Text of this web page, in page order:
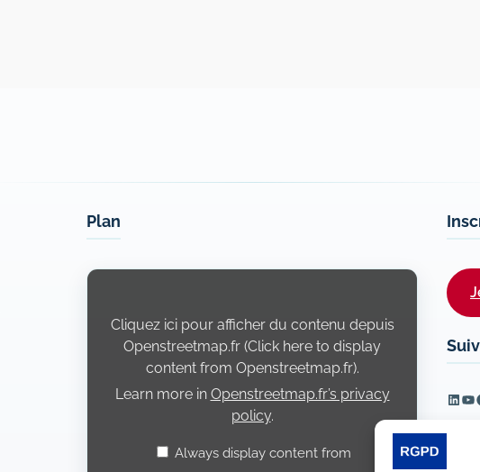
Plan
Display
Openstreetmap.fr
Cliquez ici pour afficher du contenu depuis
Openstreetmap.fr (Click here to display
content from Openstreetmap.fr).
Learn more in Openstreetmap.fr’s privacy
policy.
Always display content from